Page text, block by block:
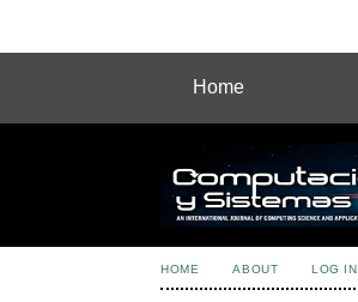
Home
HOME ABOUT LOG IN